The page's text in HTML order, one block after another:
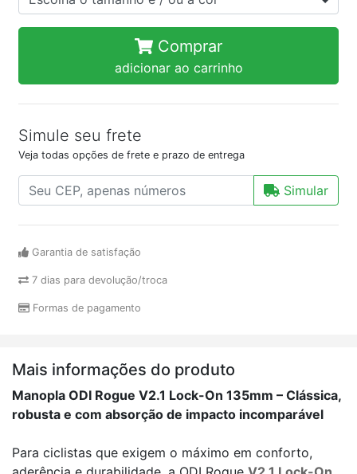
Comprar
adicionar ao carrinho
Simule seu frete
Veja todas opções de frete e prazo de entrega
Simular
Garantia de satisfação
7 dias para devolução/troca
Formas de pagamento
Mais informações do produto
Manopla ODI Rogue V2.1 Lock-On 135mm – Clássica,
robusta e com absorção de impacto incomparável
Para ciclistas que exigem o máximo em conforto,